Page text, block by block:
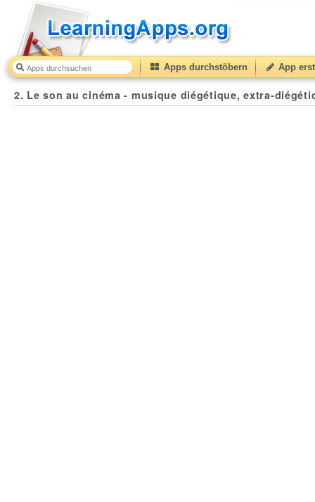
Apps durchstöbern App
2. Le son au cinéma - musique diégétique, extra-
2. Le son au cinéma - musique diégétique, extra-diégétique